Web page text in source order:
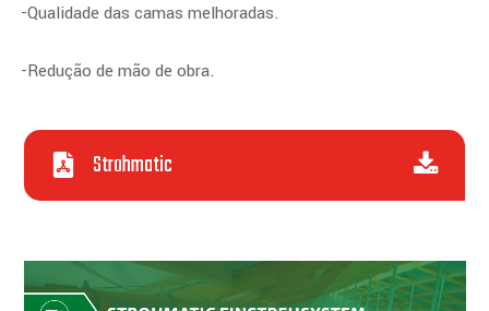
-Qualidade das camas melhoradas.
-Redução de mão de obra.
Strohmatic